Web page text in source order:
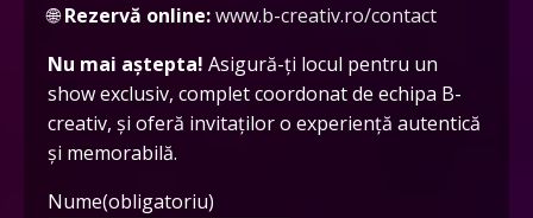
🌐Rezervă online:www.b-creativ.ro/contact
Nu mai aștepta! Asigură-ți locul pentru un
show exclusiv, complet coordonat de echipa B-
creativ, și oferă invitaților o experiență autentică
și memorabilă.
Nume(obligatoriu)